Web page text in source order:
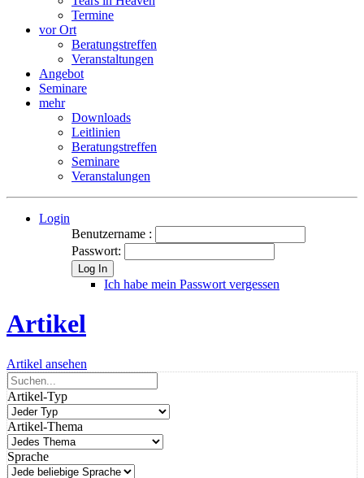
Termine
vor Ort
Beratungstreffen
Veranstaltungen
Angebot
Seminare
mehr
Downloads
Leitlinien
Beratungstreffen
Seminare
Veranstalungen
Login
Benutzername :
Passwort:
Log In
Ich habe mein Passwort vergessen
Artikel
Artikel ansehen
Artikel-Typ
Artikel-Thema
Sprache